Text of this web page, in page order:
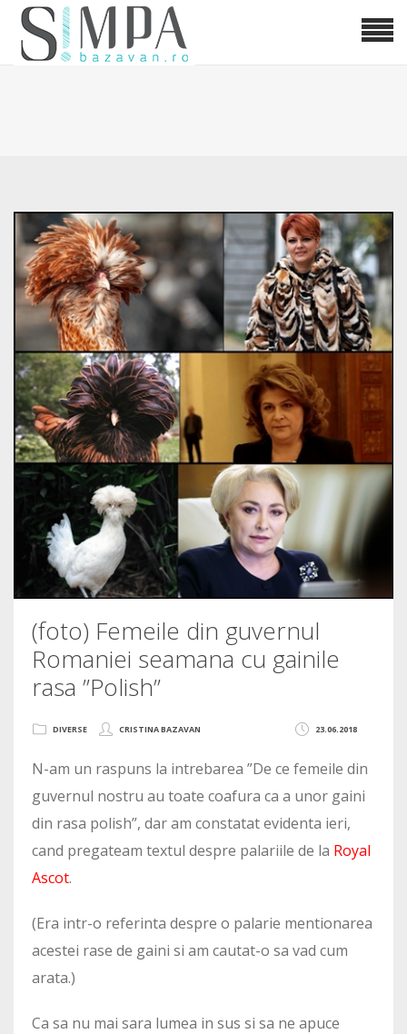
(foto) Femeile din guvernul
Romaniei seamana cu gainile
rasa ”Polish”
23.06.2018
DIVERSE CRISTINA BAZAVAN
N-am un raspuns la intrebarea ”De ce femeile din
guvernul nostru au toate coafura ca a unor gaini
din rasa polish”, dar am constatat evidenta ieri,
cand pregateam textul despre palariile de la Royal
Ascot.
(Era intr-o referinta despre o palarie mentionarea
acestei rase de gaini si am cautat-o sa vad cum
arata.)
Ca sa nu mai sara lumea in sus si sa ne apuce